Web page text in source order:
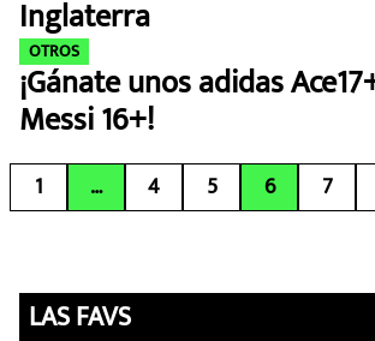
Inglaterra
OTROS
¡Gánate unos adidas
Messi 16+!
1 … 4 5 6 7
LAS FAVS